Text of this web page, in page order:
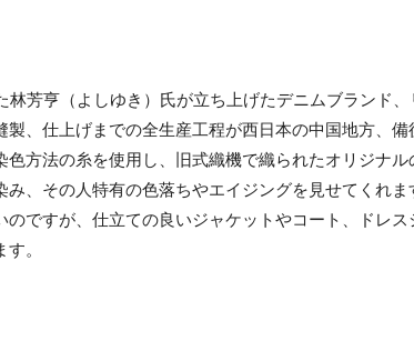
芳亨（よしゆき）氏が立ち上げたデニムブランド、
、仕上げまでの全生産工程が西日本の中国地方、
方法の糸を使用し、旧式織機で織られたオリジナ
、その人特有の色落ちやエイジングを見せてくれま
ですが、仕立ての良いジャケットやコート、ドレ
。